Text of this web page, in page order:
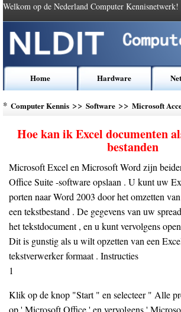
Welkom op de Nederland Computer Kennisnetwerk!
Home Hardware
* Computer Kennis >> Software >> Microsoft
Hoe kan ik Excel documenten
bestanden
Microsoft Excel en Microsoft Word zijn
Office Suite -software opslaan . U kunt uw
porten naar Word 2003 door het omzetten
een tekstbestand . De gegevens van uw
het tekstdocument , en u kunt vervolgens
Dit is gunstig als u wilt opzetten van een
tekstverwerker formaat . Instructies
1
Klik op de knop "Start " en selecteer " Alle
op ' Microsoft Office ' en vervolgens '